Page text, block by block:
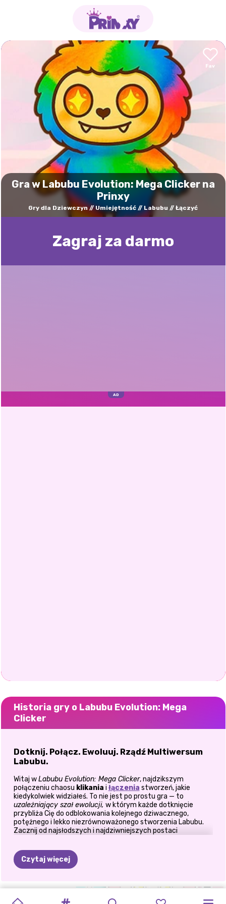
Gra w Labubu Evolution: Mega Clicker na
Prinxy
Gry dla Dziewczyn Umiejętność Labubu Łączyć
Zagraj za darmo
Historia gry o Labubu Evolution: Mega
Clicker
Dotknij. Połącz. Ewoluuj. Rządź Multiwersum
Labubu.
Witaj wLabubu Evolution: Mega Clicker, najdzikszym
połączeniu chaosu klikania i łączenia stworzeń, jakie
kiedykolwiek widziałeś. To nie jest po prostu gra — to
uzależniający szał ewolucji, w którym każde dotknięcie
przybliża Cię do odblokowania kolejnego dziwacznego,
potężnego i lekko niezrównoważonego stworzenia Labubu.
Zacznij od najsłodszych i najdziwniejszych postaci
zarabiasz. Im więcej łączysz, tym silniejszy staje się Twój
Labubus. To najlepsza gra bezczynnościowa z odrobiną mega
🔁 Jak grać
Czytaj więcej
TRAFNY
LOL PAMIĘTNIK
WYZWANIE PRZYGODY